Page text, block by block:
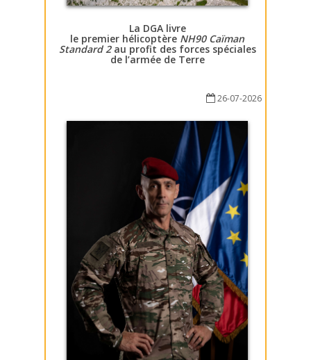
La DGA livre
le premier hélicoptère NH90 Caïman
Standard 2au profit des forces spéciales
de l’armée de Terre
26-07-2026